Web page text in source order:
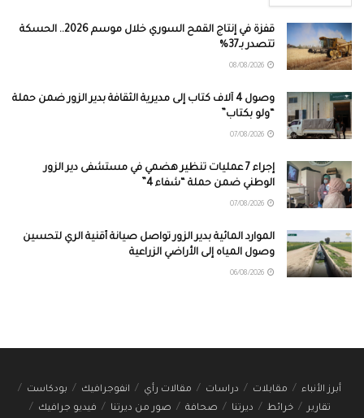
قفزة في إنتاج القمح السوري خلال موسم 2026.. الحسكة
تتصدر بـ37%
وصول 4 آلاف كتاب إلى مديرية الثقافة بدير الزور ضمن حملة
“ولو بكتاب”
إجراء 7 عمليات تنظير هضمي في مستشفى دير الزور
الوطني ضمن حملة “شفاء 4”
الموارد المائية بدير الزور تواصل صيانة أقنية الري لتحسين
وصول المياه إلى الأراضي الزراعية
أبرز الأنباء مقابلات دراسات مقالات رأي انفوجرافيك
بودكاست
تقارير
خرائط ديرتنا صحافة صور من ديرتنا فيديو جرافيك